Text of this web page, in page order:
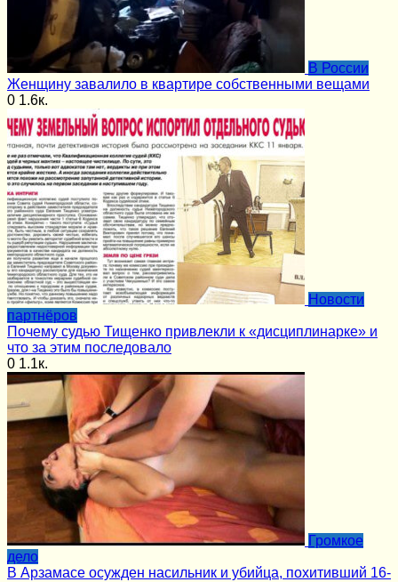
В России
Женщину завалило в квартире собственными вещами
0 1.6к.
Новости
партнёров
Почему судью Тищенко привлекли к «дисциплинарке» и
что за этим последовало
0 1.1к.
Громкое
дело
В Арзамасе осужден насильник и убийца, похитивший 16-